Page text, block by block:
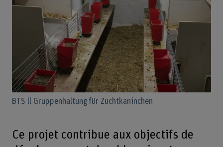
BTS ll Gruppenhaltung für Zuchtkaninchen
Ce projet contribue aux objectifs de